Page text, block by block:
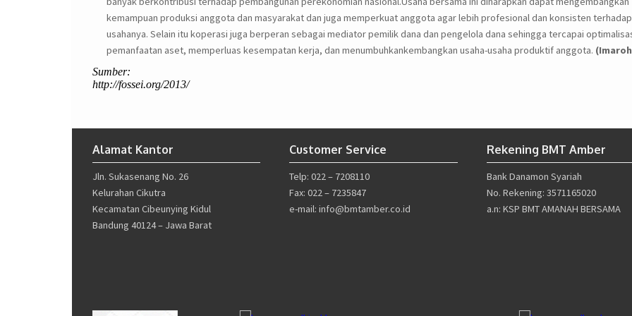
kemampuan produksi anggota dan masyarakat dan juga memperkuat anggota agar lebih profesional dan konsisten terhadap
usahanya. Selain itu koperasi juga berperan sebagai mediator pemilik dana dan pengelola dana sehingga tercapai
pemanfaatan aset, memperluas kesempatan kerja, dan menumbuhkankembangkan usaha-usaha produktif anggota.
Sumber:
http://fossei.org/2013/
Alamat Kantor
Jln. Sukasenang No. 26
Kelurahan Cikutra
Kecamatan Cibeunying Kidul
Bandung 40124 – Jawa Barat
Customer Service
Telp: 022 – 7208110
Fax: 022 – 7235847
e-mail: info@bmtamber.co.id
Rekening BMT Amber
Bank Danamon Syariah
No. Rekening: 3571165020
a.n: KSP BMT AMANAH BERSAMA